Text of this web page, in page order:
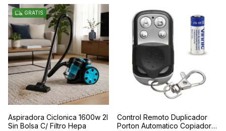
GRATIS
Aspiradora Ciclonica 1600w 2l
Sin Bolsa C/ Filtro Hepa
Control Remoto Duplicador
Porton Automatico Copiador